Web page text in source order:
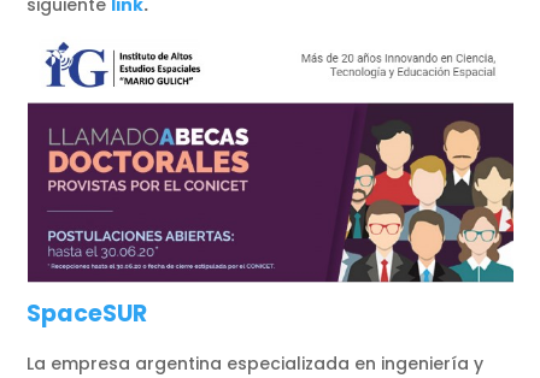
siguiente link.
SpaceSUR
La empresa argentina especializada en ingeniería y